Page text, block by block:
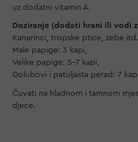
uz dodatni vitamin A.
Doziranje (dodati hrani ili vodi
Kanarinci, tropske ptice, zebe
Male papige: 3 kapi,
Velike papige: 5-7 kapi,
Golubovi i patuljasta perad: 7
Čuvati na hladnom i tamnom
djece.